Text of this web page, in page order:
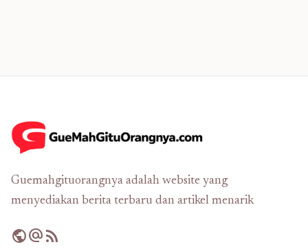
Guemahgituorangnya adalah website yang
menyediakan berita terbaru dan artikel menarik
publicalternate_emailrss_feed